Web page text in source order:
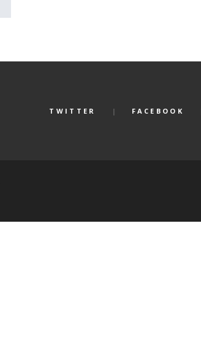
TWITTER FACEBOOK